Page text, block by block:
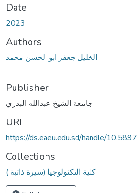
Date
2023
Authors
الخليل جعفر ابو الحسن محمد
Publisher
جامعة الشيخ عبدالله البدري
URI
https://ds.eaeu.edu.sd/handle/
Collections
كلية التكنولوجيا (سيرة ذاتية )